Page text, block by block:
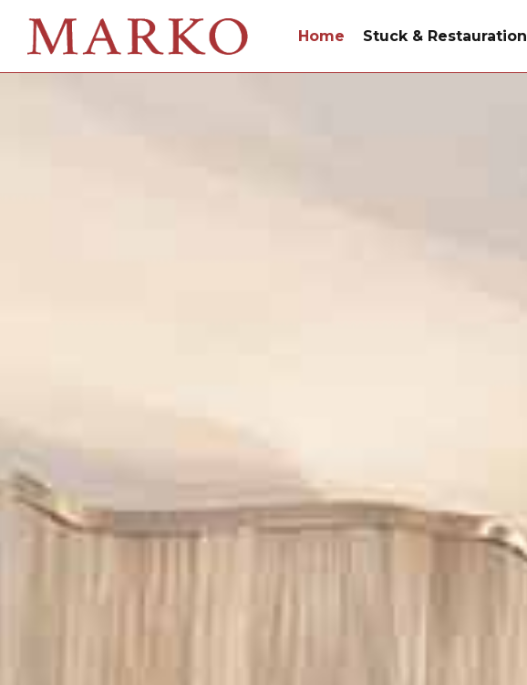
Home Stuck & Restauration